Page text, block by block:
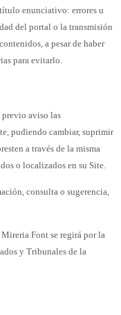
enunciativo: errores u
del portal o la transmisión
a pesar de haber
para evitarlo.
previo aviso las
pudiendo cambiar, suprimir
a través de la misma
o localizados en su Site.
consulta o sugerencia,
Font se regirá por la
y Tribunales de la